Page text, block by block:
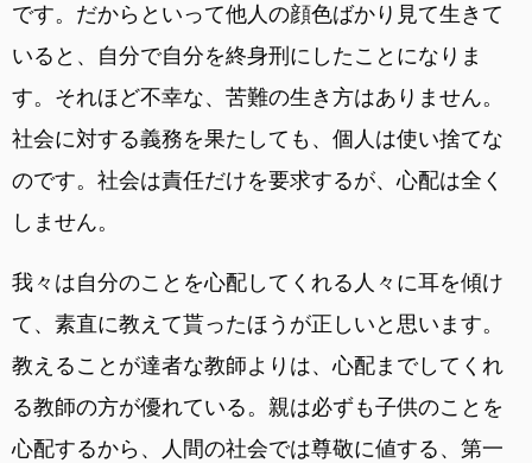
です。だからといって他人の顔色ばかり見て生きて
いると、自分で自分を終身刑にしたことになりま
す。それほど不幸な、苦難の生き方はありません。
社会に対する義務を果たしても、個人は使い捨てな
のです。社会は責任だけを要求するが、心配は全く
しません。
我々は自分のことを心配してくれる人々に耳を傾け
て、素直に教えて貰ったほうが正しいと思います。
教えることが達者な教師よりは、心配までしてくれ
る教師の方が優れている。親は必ずも子供のことを
心配するから、人間の社会では尊敬に値する、第一